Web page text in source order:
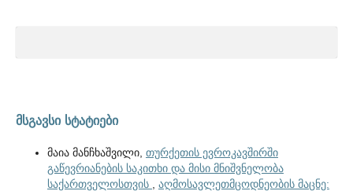
მსგავსი სტატიები
მაია მანჩხაშვილი, თურქეთის ევროკავშირში
გაწევრიანების საკითხი და მისი მნიშვნელობა
საქართველოსთვის
აღმოსავლეთმცოდნეობის მაცნე: